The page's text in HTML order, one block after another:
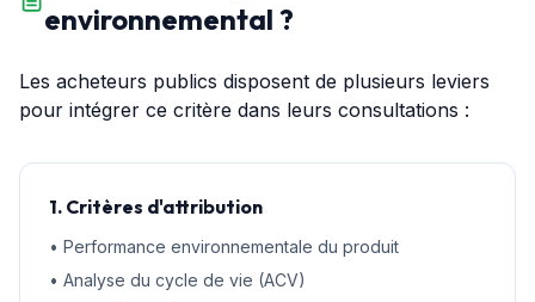
environnemental ?
Les acheteurs publics disposent de plusieurs leviers
pour intégrer ce critère dans leurs consultations :
1. Critères d'attribution
• Performance environnementale du produit
• Analyse du cycle de vie (ACV)